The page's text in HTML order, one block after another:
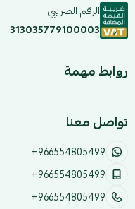
الرقم الضريبي
313035779100003
روابط مهمة
تواصل معنا
+966554805499
+966554805499
+966554805499